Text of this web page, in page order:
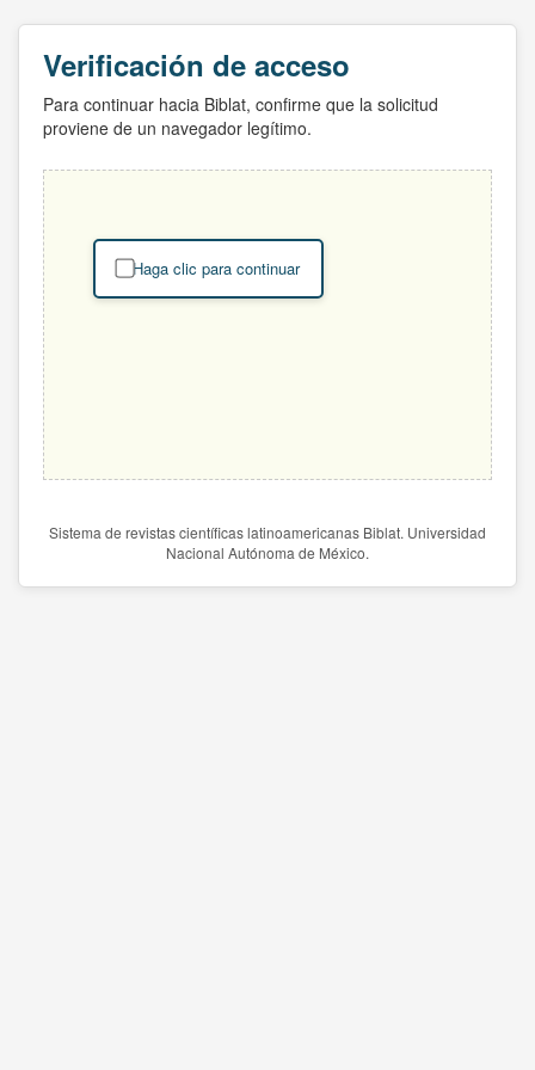
Verificación de acceso
Para continuar hacia Biblat, confirme que la solicitud
proviene de un navegador legítimo.
Haga clic para continuar
Sistema de revistas científicas latinoamericanas Biblat. Universidad
Nacional Autónoma de México.